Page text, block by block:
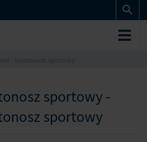
sportowy -
sportowy